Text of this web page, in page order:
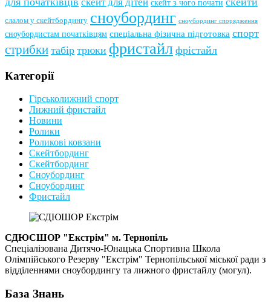
скейт з чого почати
слалом у скейтбордингу сноубординг сноубординг спорядження
сноубордистам початківцям спеціальна фізична підготовка спорт
стрибки табір трюки фристайл фрістайл
Категорії
Гірськолижний спорт
Лижний фристайл
Новини
Ролики
Роликові ковзани
Скейтбординг
Скейтбординг
Сноубординг
Сноубординг
Фристайл
СДЮСШОР "Екстрім" м. Тернопіль
Спеціалізована Дитячо-Юнацька Спортивна Школа
Олімпійського Резерву "Екстрім" Тернопільської міської ради з
відділеннями сноубордингу та лижного фристайлу (могул).
База Знань